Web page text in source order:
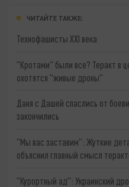
ЧИТАЙТЕ ТАКЖЕ:
Технофашисты XXI века
"Кротами" были все? Теракт в
охотятся "живые дроны"
Даня с Дашей спаслись от
закончились
"Мы вас заставим": Жуткие
объяснил главный смысл
"Курортный ад": Украинский